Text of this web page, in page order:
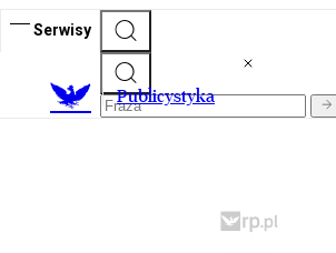
Serwisy
Publicystyka